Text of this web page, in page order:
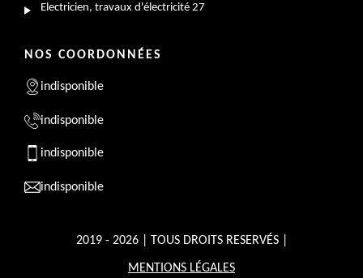
Electricien, travaux d'électricité 27
NOS COORDONNÉES
indisponible
indisponible
indisponible
indisponible
2019 - 2026 | TOUS DROITS RESERVÉS |
MENTIONS LÉGALES